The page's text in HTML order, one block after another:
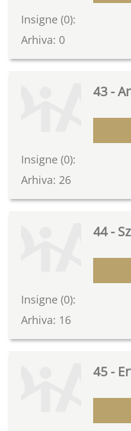
Insigne (0):
Arhiva: 0
43 -
Insigne (0):
Arhiva: 26
44 -
Insigne (0):
Arhiva: 16
45 -